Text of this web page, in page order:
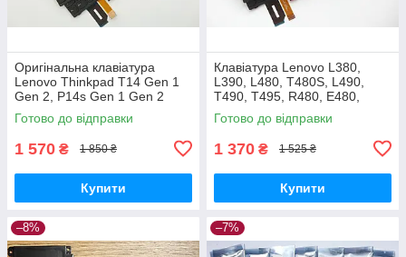
Оригінальна клавіатура
Lenovo Thinkpad T14 Gen 1
Gen 2, P14s Gen 1 Gen 2
(UA/RU, Підсвічування,
Рамка, Трекпоінт)
Готово до відправки
1 570 ₴ 1 850 ₴
Купити
Клавіатура Lenovo L380,
L390, L480, T480S, L490,
T490, T495, R480, E480,
E485, E490, E495, P14s, T14
G1 G2
Готово до відправки
1 370 ₴ 1 525 ₴
Купити
–8% –7%